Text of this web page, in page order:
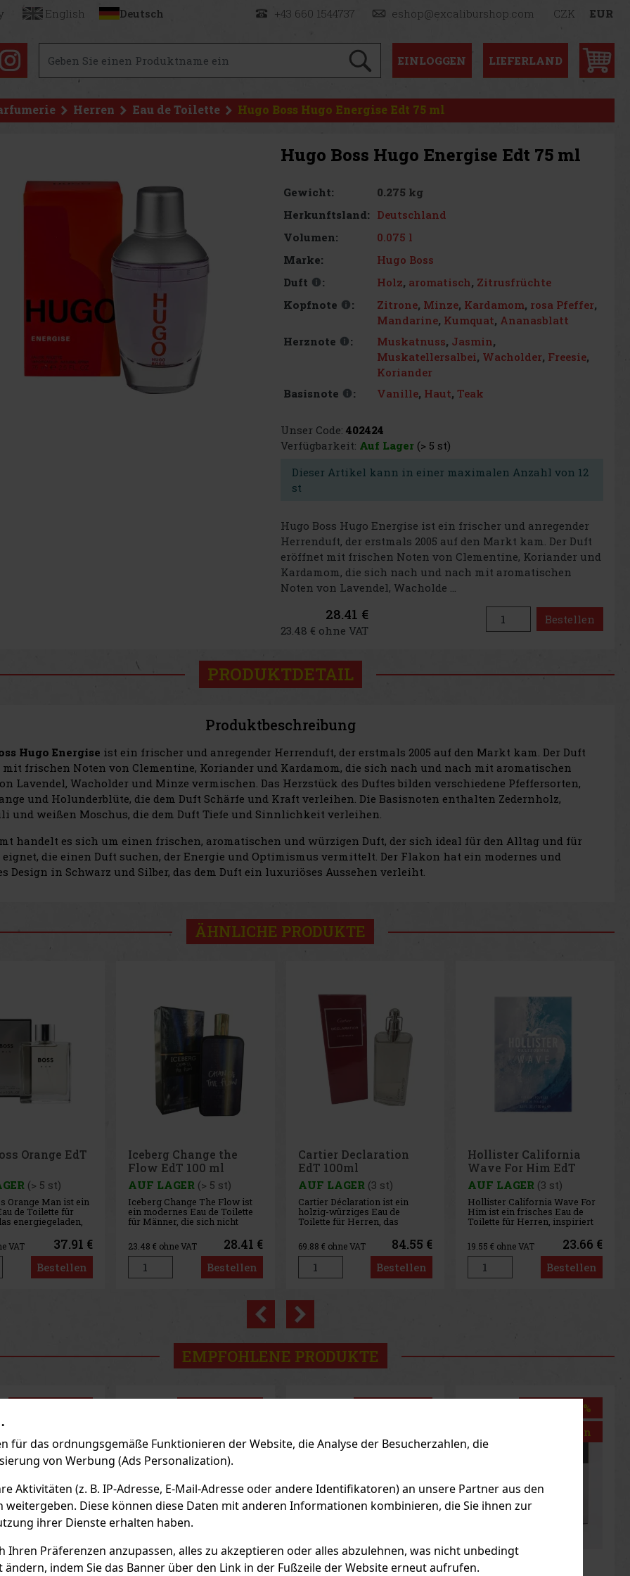
für das ordnungsgemäße Funktionieren der Website, die Analyse der Besucherzahlen, die
von Werbung (Ads Personalization).
(z. B. IP-Adresse, E-Mail-Adresse oder andere Identifikatoren) an unsere Partner aus den
weitergeben. Diese können diese Daten mit anderen Informationen kombinieren, die Sie ihnen zur
ihrer Dienste erhalten haben.
Ihren Präferenzen anzupassen, alles zu akzeptieren oder alles abzulehnen, was nicht unbedingt
indem Sie das Banner über den Link in der Fußzeile der Website erneut aufrufen.
English Deutsch +43 660 1544737 eshop@excaliburshop.com CZK EUR
EINLOGGEN LIEFERLAND
Herren Eau de Toilette Hugo Boss Hugo Energise Edt 75 ml
Hugo Boss Hugo Energise Edt 75 ml
Gewicht:
0.275 kg
Herkunftsland: Deutschland
Volumen:
0.075 l
Marke:
Hugo Boss
Duft
: Holz, aromatisch, Zitrusfrüchte
Kopfnote
: Zitrone, Minze, Kardamom, rosa Pfeffer,
Mandarine, Kumquat, Ananasblatt
Herznote
: Muskatnuss, Jasmin,
Muskatellersalbei, Wacholder, Freesie,
Koriander
Basisnote
: Vanille, Haut,Teak
Unser Code: 402424
Verfügbarkeit: Auf Lager(> 5 st)
Dieser Artikel kann in einer maximalen Anzahl von 12
st
Hugo Boss Hugo Energise ist ein frischer und anregender
Herrenduft, der erstmals 2005 auf den Markt kam. Der Duft
eröffnet mit frischen Noten von Clementine, Koriander und
Kardamom, die sich nach und nach mit aromatischen
Noten von Lavendel, Wacholde ...
28.41 €
23.48 € ohne VAT
Bestellen
PRODUKTDETAIL
Produktbeschreibung
Hugo Energise ist ein frischer und anregender Herrenduft, der erstmals 2005 auf den Markt kam. Der Duft
frischen Noten von Clementine, Koriander und Kardamom, die sich nach und nach mit aromatischen
Lavendel, Wacholder und Minze vermischen. Das Herzstück des Duftes bilden verschiedene Pfeffersorten,
und Holunderblüte, die dem Duft Schärfe und Kraft verleihen. Die Basisnoten enthalten Zedernholz,
und weißen Moschus, die dem Duft Tiefe und Sinnlichkeit verleihen.
handelt es sich um einen frischen, aromatischen und würzigen Duft, der sich ideal für den Alltag und für
die einen Duft suchen, der Energie und Optimismus vermittelt. Der Flakon hat ein modernes und
Design in Schwarz und Silber, das dem Duft ein luxuriöses Aussehen verleiht.
ÄHNLICHE PRODUKTE
the
100 ml
(> 5 st)
The Flow ist
Eau de Toilette
die sich nicht
eigenen Weg zu
Duft verkörpert
und den Wunsch,
zu brechen.
und voller
VAT 28.41 €
Bestellen
Cartier Declaration
EdT 100ml
AUF LAGER(3 st)
Cartier Déclaration ist ein
holzig-würziges Eau de
Toilette für Herren, das
modern wirkt und somit
Männer anspricht, die Düfte
mit Charakter mögen und ein
Parfüm tragen möchten, das
nicht aufdringlich wirkt, aber
69.88 € ohne VAT 84.55 €
Bestellen
Hollister California
Wave For Him EdT
100ml
AUF LAGER(3 st)
Hollister California Wave For
Him ist ein frisches Eau de
Toilette für Herren, inspiriert
und der entspannten
Atmosphäre der
kalifornischen Küste. Der Duft
wirkt leicht, dynamisch und
natürlich – ideal für Männer,
19.55 € ohne VAT 23.66 €
Bestellen
Hollister California
Canyon Sky For Him
EdT 100ml
AUF LAGER (3 st)
Hollister California Canyon
Sky For Him ist ein frisches
Eau de Toilette für Herren,
inspiriert von der freien Natur,
der weiten Landschaft und
dem Gefühl von Freiheit. Der
Duft verbindet die Energie von
Zitrusfrüchten mit holzigen
und erdigen Noten
19.55€ ohne VAT 23.66 €
Bestellen
Previous
EMPFOHLENE PRODUKTE
Rabatt: 18%
Aktion